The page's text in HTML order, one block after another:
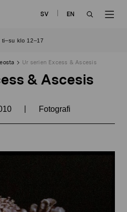
SV
EN
ti–su klo 12–17
Ur serien Excess & Ascesis
& Ascesis
| Fotografi